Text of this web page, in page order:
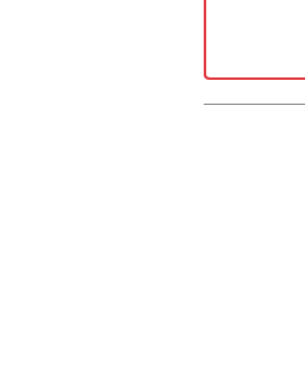
郴州
2013